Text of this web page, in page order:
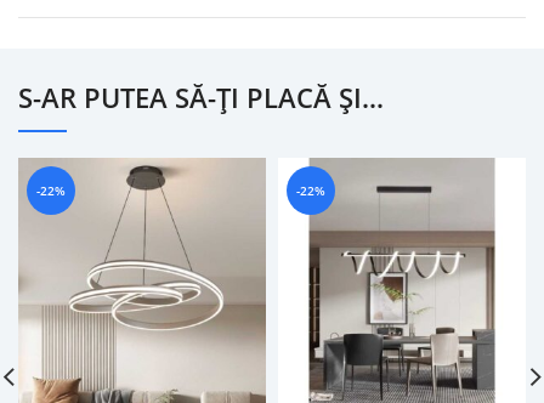
S-AR PUTEA SĂ-ȚI PLACĂ ȘI…
-22% -22%